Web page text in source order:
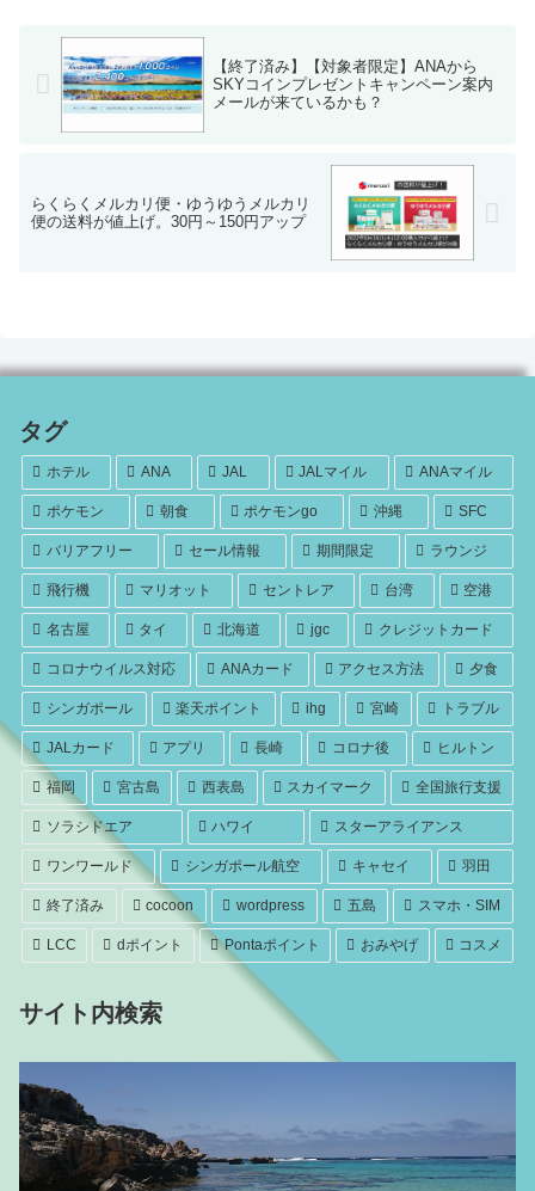
【終了済み】【対象者限定】ANAから
SKYコインプレゼントキャンペーン案内
メールが来ているかも？
らくらくメルカリ便・ゆうゆうメルカリ
便の送料が値上げ。30円～150円アップ
タグ
ホテル ANA JAL JALマイル ANAマイル
ポケモン 朝食 ポケモンgo 沖縄 SFC
バリアフリー セール情報 期間限定 ラウンジ
飛行機 マリオット セントレア 台湾 空港
名古屋 タイ 北海道 jgc クレジットカード
コロナウイルス対応 ANAカード アクセス方法 夕食
シンガポール 楽天ポイント ihg 宮崎 トラブル
JALカード アプリ 長崎 コロナ後 ヒルトン
福岡 宮古島 西表島 スカイマーク 全国旅行支援
ソラシドエア ハワイ スターアライアンス
ワンワールド シンガポール航空 キャセイ 羽田
終了済み cocoon wordpress 五島 スマホ・SIM
LCC dポイント Pontaポイント おみやげ コスメ
サイト内検索